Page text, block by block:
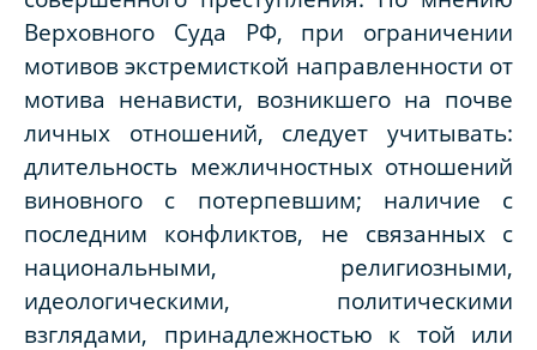
Верховного Суда РФ, при ограничении
мотивов экстремисткой направленности от
мотива ненависти, возникшего на почве
личных отношений, следует учитывать:
длительность межличностных отношений
виновного с потерпевшим; наличие с
последним конфликтов, не связанных с
национальными, религиозными,
идеологическими, политическими
взглядами, принадлежностью к той или